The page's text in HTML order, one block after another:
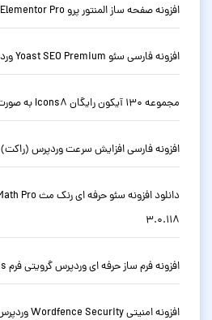
افزونه صفحه ساز المنتور پرو Elementor Pro وردپرس نسخه 4.2.1
افزونه فارسی سئو Yoast SEO Premium وردپرس نسخه حرفه ای 28.1
مجموعه 130 آیکون رایگان Icons8 به صورت SVG
افزونه فارسی افزایش سرعت وردپرس (راکت) WP Rocket نسخه 3.23.1
3.0.118
افزونه فرم ساز حرفه ای وردپرس گرویتی فرم Gravity Forms نسخه 3.0.0
افزونه امنیتی Wordfence Security وردپرس نسخه 8.1.4